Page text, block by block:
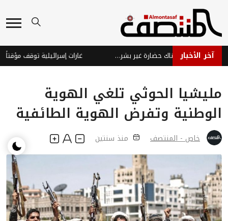
آخر الأخبار اكتشافات مذهلة قرب القمر: هل هناك حضارة غير بشرية؟
مليشيا الحوثي تلغي الهوية
الوطنية وتفرض الهوية الطائفية
خاص - المنتصف منذ سنتين